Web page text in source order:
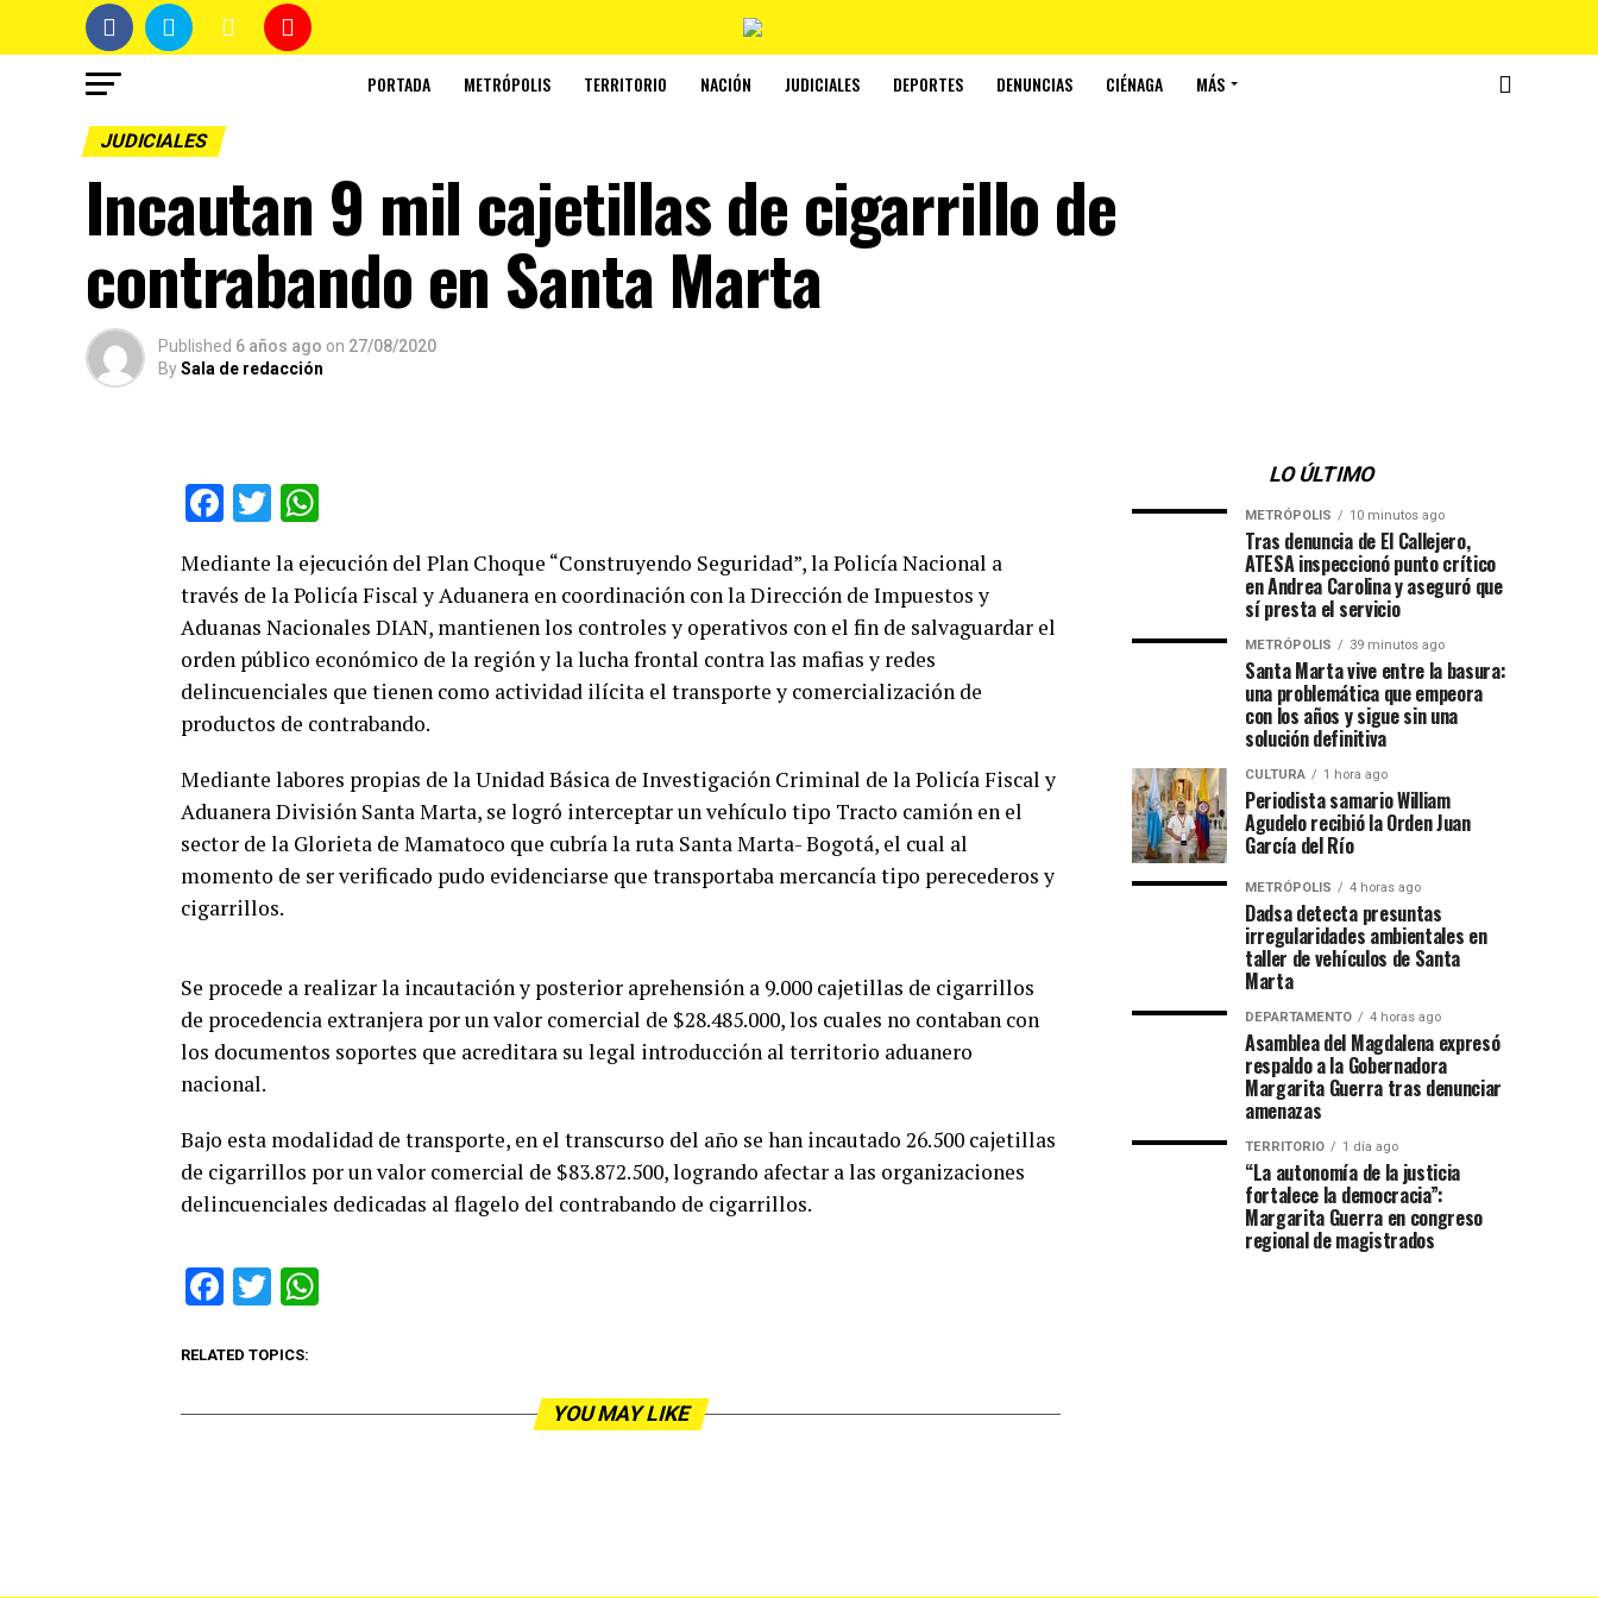
PORTADA METRÓPOLIS TERRITORIO NACIÓN JUDICIALES DEPORTES DENUNCIAS CIÉNAGA MÁS
JUDICIALES
Incautan 9 mil cajetillas de cigarrillo de
contrabando en Santa Marta
Published 6 años ago on 27/08/2020
BySala de redacción
Facebook
Twitter
Mediante la ejecución del Plan Choque “Construyendo Seguridad”, la Policía Nacional a
través de la Policía Fiscal y Aduanera en coordinación con la Dirección de Impuestos y
Aduanas Nacionales DIAN, mantienen los controles y operativos con el fin de salvaguardar el
orden público económico de la región y la lucha frontal contra las mafias y redes
delincuenciales que tienen como actividad ilícita el transporte y comercialización de
productos de contrabando.
Mediante labores propias de la Unidad Básica de Investigación Criminal de la Policía Fiscal y
Aduanera División Santa Marta, se logró interceptar un vehículo tipo Tracto camión en el
sector de la Glorieta de Mamatoco que cubría la ruta Santa Marta- Bogotá, el cual al
momento de ser verificado pudo evidenciarse que transportaba mercancía tipo perecederos y
cigarrillos.
Se procede a realizar la incautación y posterior aprehensión a 9.000 cajetillas de cigarrillos
de procedencia extranjera por un valor comercial de $28.485.000, los cuales no contaban con
los documentos soportes que acreditara su legal introducción al territorio aduanero
nacional.
Bajo esta modalidad de transporte, en el transcurso del año se han incautado 26.500 cajetillas
de cigarrillos por un valor comercial de $83.872.500, logrando afectar a las organizaciones
delincuenciales dedicadas al flagelo del contrabando de cigarrillos.
Facebook
Twitter
RELATED TOPICS:
YOU MAY LIKE
LO ÚLTIMO
METRÓPOLIS 10 minutos ago
Tras denuncia de El Callejero,
ATESA inspeccionó punto crítico
en Andrea Carolina y aseguró que
sí presta el servicio
METRÓPOLIS 39 minutos ago
Santa Marta vive entre la basura:
una problemática que empeora
con los años y sigue sin una
solución definitiva
CULTURA 1 hora ago
Periodista samario William
Agudelo recibió la Orden Juan
García del Río
METRÓPOLIS 4 horas ago
Dadsa detecta presuntas
irregularidades ambientales en
taller de vehículos de Santa
Marta
DEPARTAMENTO 4 horas ago
Asamblea del Magdalena expresó
respaldo a la Gobernadora
Margarita Guerra tras denunciar
amenazas
TERRITORIO 1 día ago
“La autonomía de la justicia
fortalece la democracia”:
Margarita Guerra en congreso
regional de magistrados